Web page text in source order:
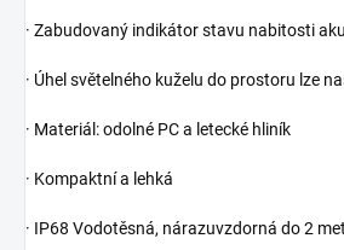
· Zabudovaný indikátor stavu nabitosti
· Úhel světelného kuželu do prostoru lze
· Materiál: odolné PC a letecké hliník
· Kompaktní a lehká
· IP68 Vodotěsná, nárazuvzdorná do 2